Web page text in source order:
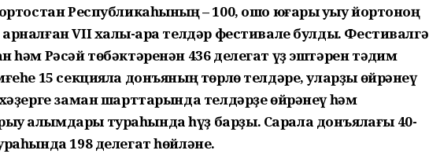
Республикаһының – 100, ошо юғары уҡыу йортоноң
VII халыҡ-ара телдәр фес­тивале булды. Фестивалгә
һәм Рәсәй төбәктәренән 436 делегат үҙ эштәрен тәҡдим
15 секцияла донъяның төрлө телдәре, уларҙы өйрәнеү
заман шарттарында телдәрҙе өйрәнеү һәм
алымдары тураһында һүҙ барҙы. Сарала донъялағы 40-
198 делегат һөйләне.